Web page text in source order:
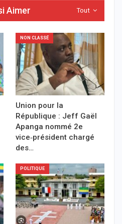
Tout
Aimer
NON CLASSÉ
Union pour la
République : Jeff Gaël
Apanga nommé 2e
vice‑président chargé
des…
POLITIQUE